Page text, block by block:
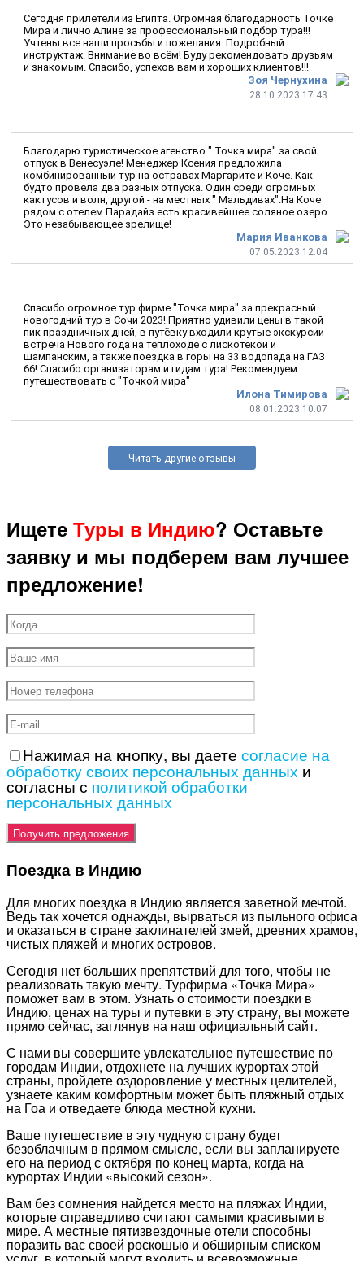
Зоя Чернухина
28.10.2023 17:43
Сегодня прилетели из Египта. Огромная благодарность Точке
Мира и лично Алине за профессиональный подбор тура!!!
Учтены все наши просьбы и пожелания. Подробный
инструктаж. Внимание во всём! Буду рекомендовать друзьям
и знакомым. Спасибо, успехов вам и хороших клиентов!!!
Мария Иванкова
07.05.2023 12:04
Благодарю туристическое агенство " Точка мира" за свой
отпуск в Венесуэле! Менеджер Ксения предложила
комбинированный тур на остравах Маргарите и Коче. Как
будто провела два разных отпуска. Один среди огромных
кактусов и волн, другой - на местных " Мальдивах".На Коче
рядом с отелем Парадайз есть красивейшее соляное озеро.
Это незабывающее зрелище!
Илона Тимирова
08.01.2023 10:07
Спасибо огромное тур фирме "Точка мира" за прекрасный
новогодний тур в Сочи 2023! Приятно удивили цены в такой
пик праздничных дней, в путёвку входили крутые экскурсии -
встреча Нового года на теплоходе с лискотекой и
шампанским, а также поездка в горы на 33 водопада на ГАЗ
66! Спасибо организаторам и гидам тура! Рекомендуем
путешествовать с "Точкой мира"
Читать другие отзывы
Ищете Туры в Индию? Оставьте
заявку и мы подберем вам лучшее
предложение!
Нажимая на кнопку, вы даете согласие на
обработку своих персональных данных и
согласны с политикой обработки
персональных данных
Поездка в Индию
Для многих поездка в Индию является заветной мечтой.
Ведь так хочется однажды, вырваться из пыльного офиса
и оказаться в стране заклинателей змей, древних храмов,
чистых пляжей и многих островов.
Сегодня нет больших препятствий для того, чтобы не
реализовать такую мечту. Турфирма «Точка Мира»
поможет вам в этом. Узнать о стоимости поездки в
Индию, ценах на туры и путевки в эту страну, вы можете
прямо сейчас, заглянув на наш официальный сайт.
С нами вы совершите увлекательное путешествие по
городам Индии, отдохнете на лучших курортах этой
страны, пройдете оздоровление у местных целителей,
узнаете каким комфортным может быть пляжный отдых
на Гоа и отведаете блюда местной кухни.
Ваше путешествие в эту чудную страну будет
безоблачным в прямом смысле, если вы запланируете
его на период с октября по конец марта, когда на
курортах Индии «высокий сезон».
Вам без сомнения найдется место на пляжах Индии,
которые справедливо считают самыми красивыми в
мире. А местные пятизвездочные отели способны
поразить вас своей роскошью и обширным списком